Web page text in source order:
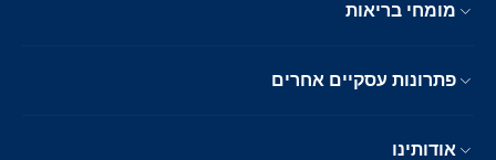
מומחי בריאות
פתרונות עסקיים אחרים
אודותינו